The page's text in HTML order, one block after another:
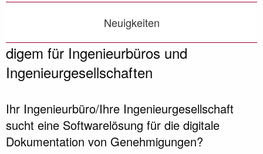
Neuigkeiten
digem für Ingenieurbüros und
Ingenieurgesellschaften
Ihr Ingenieurbüro/Ihre Ingenieurgesellschaft
sucht eine Softwarelösung für die digitale
Dokumentation von Genehmigungen?